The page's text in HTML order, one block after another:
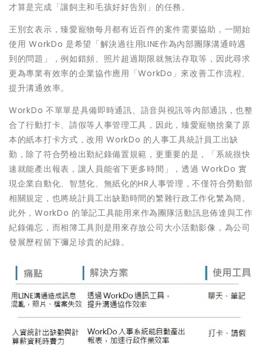
才算是完成「讓飼主和毛孩好好告別」的任務。
王別玄表示，臻愛寵物每月都有近百件的案件需要協助，一開始
使用 WorkDo 是希望「解決過往用LINE作為內部團隊溝通時遇
到的問題」，例如錯頻、照片超過期限就無法存取等，因此尋求
更為專業有效率的企業協作應用「WorkDo」來改善工作流程、
提升溝通效率。
WorkDo 不單單是具備即時通訊、語音與視訊等內部通訊，也整
合了行動打卡、請假等人事管理工具，因此，臻愛寵物捨棄了原
本的紙本打卡方式，改用 WorkDo 的人事工具統計員工出缺
勤，除了符合勞檢出勤紀錄備置規範，更重要的是，「系統很快
速就能產出報表，讓人員能省下更多時間」，透過 WorkDo 實
現企業自動化、智慧化、無紙化的HR人事管理，不僅符合勞動部
相關規定，也將統計員工出缺勤時間的繁雜行政工作化繁為簡。
此外，WorkDo 的筆記工具能用來作為團隊活動訊息佈達與工作
紀錄備忘，而相簿工具則是用來存放公司大小活動影像，為公司
發展歷程留下彌足珍貴的紀錄。